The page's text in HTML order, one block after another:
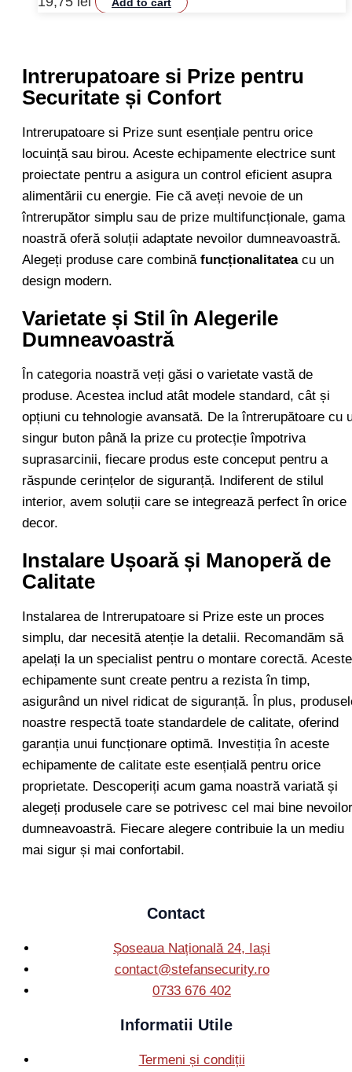
Intrerupatoare si Prize pentru
Securitate și Confort
Intrerupatoare si Prize sunt esențiale pentru orice
locuință sau birou. Aceste echipamente electrice sunt
proiectate pentru a asigura un control eficient asupra
alimentării cu energie. Fie că aveți nevoie de un
întrerupător simplu sau de prize multifuncționale, gama
noastră oferă soluții adaptate nevoilor dumneavoastră.
Alegeți produse care combină funcționalitateacu un
design modern.
Varietate și Stil în Alegerile
Dumneavoastră
În categoria noastră veți găsi o varietate vastă de
produse. Acestea includ atât modele standard, cât și
opțiuni cu tehnologie avansată. De la întrerupătoare cu
singur buton până la prize cu protecție împotriva
suprasarcinii, fiecare produs este conceput pentru a
răspunde cerințelor de siguranță. Indiferent de stilul
interior, avem soluții care se integrează perfect în orice
decor.
Instalare Ușoară și Manoperă de
Calitate
Instalarea de Intrerupatoare si Prize este un proces
simplu, dar necesită atenție la detalii. Recomandăm să
apelați la un specialist pentru o montare corectă. Aceste
echipamente sunt create pentru a rezista în timp,
asigurând un nivel ridicat de siguranță. În plus,
noastre respectă toate standardele de calitate, oferind
garanția unui funcționare optimă. Investiția în aceste
echipamente de calitate este esențială pentru orice
proprietate. Descoperiți acum gama noastră variată și
alegeți produsele care se potrivesc cel mai bine nevoilor
dumneavoastră. Fiecare alegere contribuie la un mediu
mai sigur și mai confortabil.
Contact
Șoseaua Națională 24, Iași
contact@stefansecurity.ro
0733 676 402
Informatii Utile
Termeni și condiții